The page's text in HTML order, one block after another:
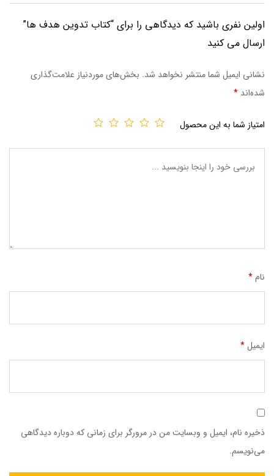
اولین نفری باشید که دیدگاهی را برای “کتاب تدوین هدف ها”
ارسال می کنید
نشانی ایمیل شما منتشر نخواهد شد. بخش‌های موردنیاز علامت‌گذاری
شده‌اند *
امتیاز شما به این محصول
نام*
ایمیل*
ذخیره نام، ایمیل و وبسایت من در مرورگر برای زمانی که دوباره دیدگاهی
می‌نویسم.